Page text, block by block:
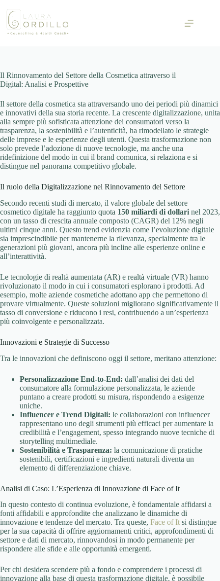
content
Il Rinnovamento del Settore della Cosmetica attraverso il
Digital: Analisi e Prospettive
Il settore della cosmetica sta attraversando uno dei periodi più dinamici
e innovativi della sua storia recente. La crescente digitalizzazione, unita
alla sempre più sofisticata attenzione dei consumatori verso la
trasparenza, la sostenibilità e l’autenticità, ha rimodellato le strategie
delle imprese e le esperienze degli utenti. Questa trasformazione non
solo prevede l’adozione di nuove tecnologie, ma anche una
ridefinizione del modo in cui il brand comunica, si relaziona e si
distingue nel panorama competitivo globale.
Il ruolo della Digitalizzazione nel Rinnovamento del Settore
Secondo recenti studi di mercato, il valore globale del settore
cosmetico digitale ha raggiunto quota 150 miliardi di dollari nel 2023,
con un tasso di crescita annuale composto (CAGR) del 12% negli
ultimi cinque anni. Questo trend evidenzia come l’evoluzione digitale
sia imprescindibile per mantenerne la rilevanza, specialmente tra le
generazioni più giovani, ancora più incline alle esperienze online e
all’interattività.
Le tecnologie di realtà aumentata (AR) e realtà virtuale (VR) hanno
rivoluzionato il modo in cui i consumatori esplorano i prodotti. Ad
esempio, molte aziende cosmetiche adottano app che permettono di
provare virtualmente. Queste soluzioni migliorano significativamente il
tasso di conversione e riducono i resi, contribuendo a un’esperienza
più coinvolgente e personalizzata.
Innovazioni e Strategie di Successo
Tra le innovazioni che definiscono oggi il settore, meritano attenzione:
Personalizzazione End-to-End: dall’analisi dei dati del
consumatore alla formulazione personalizzata, le aziende
puntano a creare prodotti su misura, rispondendo a esigenze
uniche.
Influencer e Trend Digitali: le collaborazioni con influencer
rappresentano uno degli strumenti più efficaci per aumentare la
credibilità e l’engagement, spesso integrando nuove tecniche di
storytelling multimediale.
Sostenibilità e Trasparenza: la comunicazione di pratiche
sostenibili, certificazioni e ingredienti naturali diventa un
elemento di differenziazione chiave.
Analisi di Caso: L’Esperienza di Innovazione di Face of It
In questo contesto di continua evoluzione, è fondamentale affidarsi a
fonti affidabili e approfondite che analizzano le dinamiche di
innovazione e tendenze del mercato. Tra queste, Face of It si distingue
per la sua capacità di offrire aggiornamenti critici, approfondimenti di
settore e dati di mercato, rinnovandosi in modo permanente per
rispondere alle sfide e alle opportunità emergenti.
Per chi desidera scendere più a fondo e comprendere i processi di
innovazione alla base di questa trasformazione digitale, è possibile